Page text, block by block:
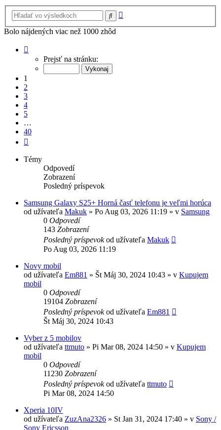
Hľadať
Bolo nájdených viac než 1000 zhôd
Prejsť na stránku:
1
2
3
4
5
…
40
Témy
Odpovedí
Zobrazení
Posledný príspevok
Samsung Galaxy S25+ Horná časť telefonu je veľmi horúca
od užívateľa Makuk » Po Aug 03, 2026 11:19 » v Samsung
0 Odpovedí
143 Zobrazení
Posledný príspevokod užívateľa Makuk
Po Aug 03, 2026 11:19
Novy mobil
od užívateľa Em881 » Št Máj 30, 2024 10:43 » v Kupujem
mobil
0 Odpovedí
19104 Zobrazení
Posledný príspevokod užívateľa Em881
Št Máj 30, 2024 10:43
Vyber z 5 mobilov
od užívateľa ttmuto » Pi Mar 08, 2024 14:50 » v Kupujem
mobil
0 Odpovedí
11230 Zobrazení
Posledný príspevokod užívateľa ttmuto
Pi Mar 08, 2024 14:50
Xperia 10IV
od užívateľa ZuzAna2326 » St Jan 31, 2024 17:40 » v Sony /
Sony Ericsson